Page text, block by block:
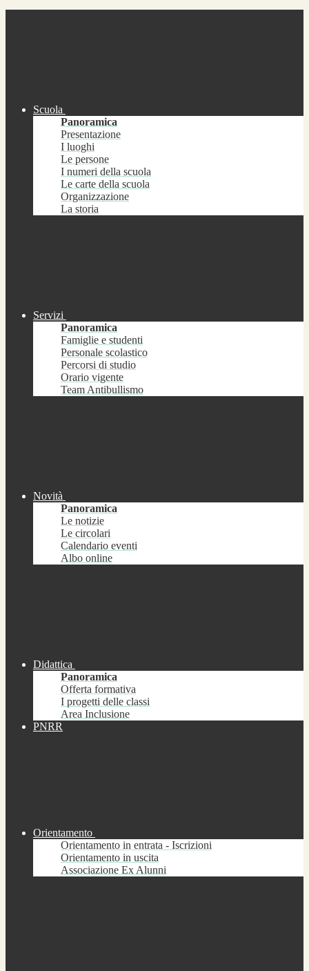
Scuola
Panoramica
Presentazione
I luoghi
Le persone
I numeri della scuola
Le carte della scuola
Organizzazione
La storia
Servizi
Panoramica
Famiglie e studenti
Personale scolastico
Percorsi di studio
Orario vigente
Team Antibullismo
Novità
Panoramica
Le notizie
Le circolari
Calendario eventi
Albo online
Didattica
Panoramica
Offerta formativa
I progetti delle classi
Area Inclusione
PNRR
Orientamento
Orientamento in entrata - Iscrizioni
Orientamento in uscita
Associazione Ex Alunni